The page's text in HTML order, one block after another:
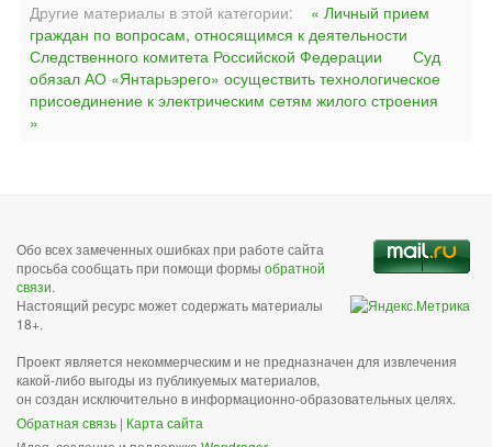
Другие материалы в этой категории:
« Личный прием
граждан по вопросам, относящимся к деятельности
Следственного комитета Российской Федерации
Суд
обязал АО «Янтарьэрего» осуществить технологическое
присоединение к электрическим сетям жилого строения
»
Обо всех замеченных ошибках при работе сайта
просьба сообщать при помощи формы обратной
связи.
Настоящий ресурс может содержать материалы
18+.
Проект является некоммерческим и не предназначен для извлечения
какой-либо выгоды из публикуемых материалов,
он создан исключительно в информационно-образовательных целях.
Обратная связь | Карта сайта